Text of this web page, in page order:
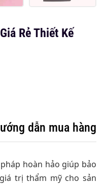
Rẻ Thiết Kế
dẫn mua hàng
hoàn hảo giúp bảo
trị thẩm mỹ cho sản